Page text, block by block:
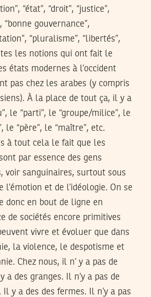
“état”, “droit”, “justice”,
“bonne gouvernance”,
“pluralisme”, “libertés”,
les notions qui ont fait le
états modernes à l’occident
pas chez les arabes (y compris
À la place de tout ça, il y a
le “parti”, le “groupe/milice”, le
le “père”, le “maître”, etc.
à tout cela le fait que les
par essence des gens
voir sanguinaires, surtout sous
l’émotion et de l’idéologie. On se
donc en bout de ligne en
de sociétés encore primitives
vivre et évoluer que dans
la violence, le despotisme et
Chez nous, il n’ y a pas de
a des granges. Il n’y a pas de
Il y a des des fermes. Il n’y a pas